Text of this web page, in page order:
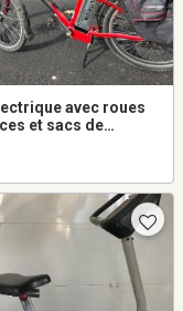
avec roues
et sacs de